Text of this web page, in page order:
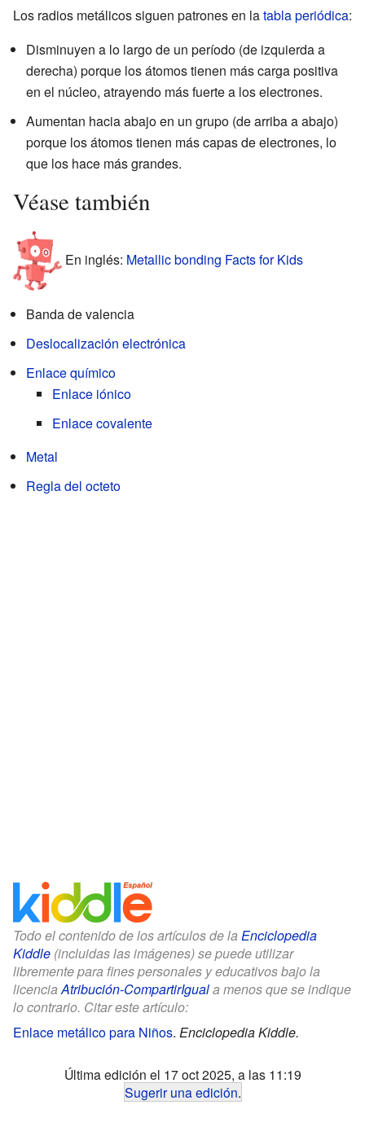
Los radios metálicos siguen patrones en latabla periódica:
Disminuyen a lo largo de un período (de izquierda a
derecha) porque los átomos tienen más carga positiva
en el núcleo, atrayendo más fuerte a los electrones.
Aumentan hacia abajo en un grupo (de arriba a abajo)
porque los átomos tienen más capas de electrones, lo
que los hace más grandes.
Véase también
En inglés: Metallic bonding Facts for Kids
Banda de valencia
Deslocalización electrónica
Enlace químico
Enlace iónico
Enlace covalente
Metal
Regla del octeto
Todo el contenido de los artículos de la Enciclopedia
Kiddle (incluidas las imágenes) se puede utilizar
libremente para fines personales y educativos bajo la
licencia Atribución-CompartirIguala menos que se indique
lo contrario. Citar este artículo:
Enlace metálico para Niños. Enciclopedia Kiddle.
Última edición el 17 oct 2025, a las 11:19
Sugerir una edición.